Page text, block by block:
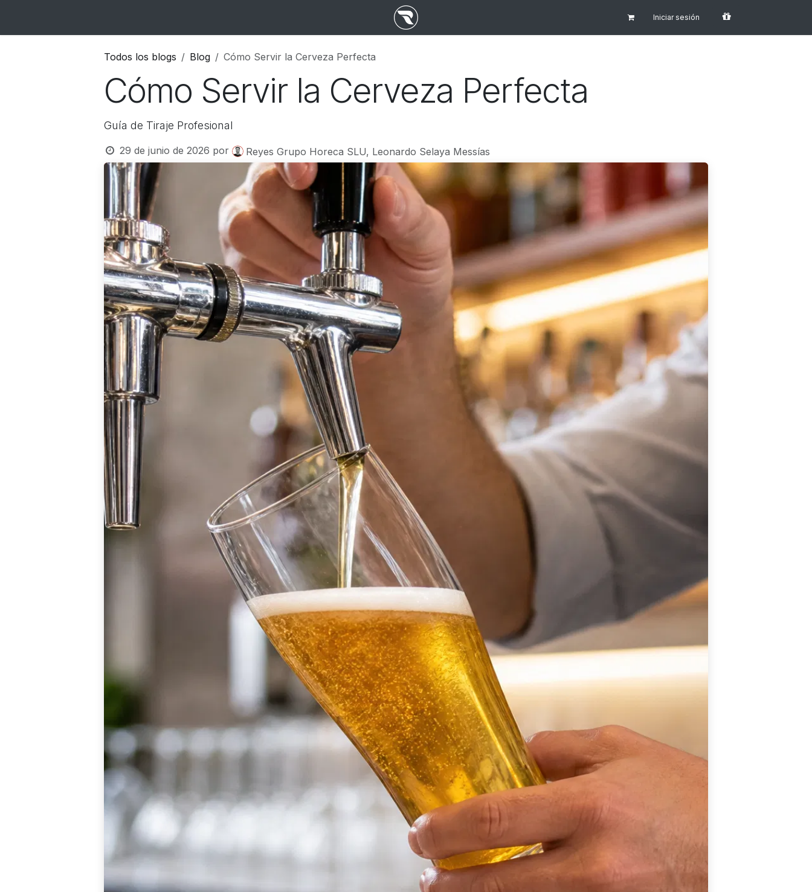
Iniciar sesión
Todos los blogs Blog Cómo Servir la Cerveza Perfecta
Cómo Servir la Cerveza Perfecta
Guía de Tiraje Profesional
29 de junio de 2026 por Reyes Grupo Horeca SLU, Leonardo Selaya Messías